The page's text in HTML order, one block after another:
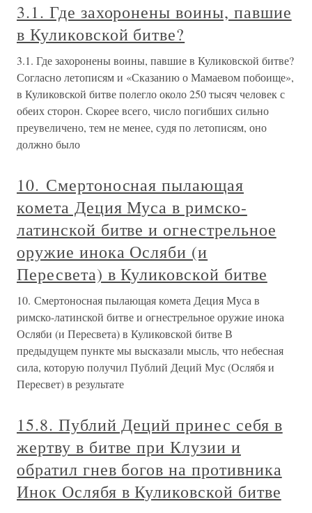
3.1. Где захоронены воины, павшие
в Куликовской битве?
3.1. Где захоронены воины, павшие в Куликовской битве?
Согласно летописям и «Сказанию о Мамаевом побоище»,
в Куликовской битве полегло около 250 тысяч человек с
обеих сторон. Скорее всего, число погибших сильно
преувеличено, тем не менее, судя по летописям, оно
должно было
10. Смертоносная пылающая
комета Деция Муса в римско-
латинской битве и огнестрельное
оружие инока Осляби (и
Пересвета) в Куликовской битве
10. Смертоносная пылающая комета Деция Муса в
римско-латинской битве и огнестрельное оружие инока
Осляби (и Пересвета) в Куликовской битве В
предыдущем пункте мы высказали мысль, что небесная
сила, которую получил Публий Деций Мус (Ослябя и
Пересвет) в результате
15.8. Публий Деций принес себя в
жертву в битве при Клузии и
обратил гнев богов на противника
Инок Ослябя в Куликовской битве